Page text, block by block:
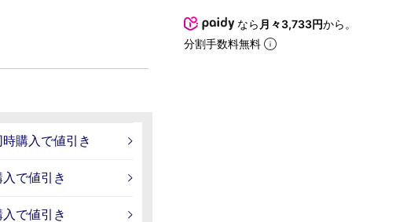
購入で値引き
で値引き
で値引き
なら 月々3,733円から。
分割手数料無料